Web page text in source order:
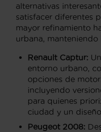
alternativas
satisfacer diferentes
mayor refinamiento
urbana, manteniendo
Renault Captur:
entorno urbano,
opciones de
incluyendo
para quienes
ciudad y un
Peugeot 2008: